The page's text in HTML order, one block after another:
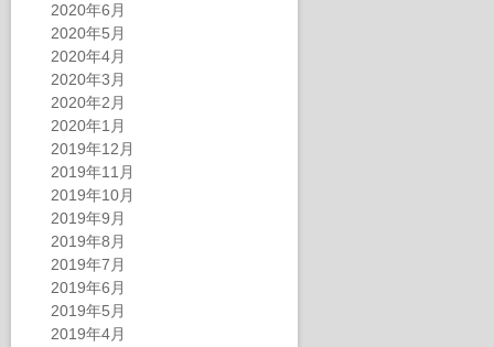
2020年6月
2020年5月
2020年4月
2020年3月
2020年2月
2020年1月
2019年12月
2019年11月
2019年10月
2019年9月
2019年8月
2019年7月
2019年6月
2019年5月
2019年4月